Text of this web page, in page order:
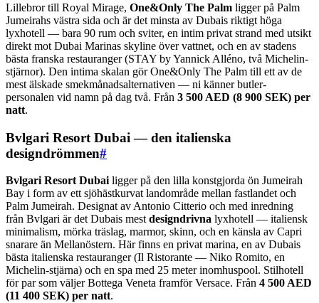
Lillebror till Royal Mirage, One&Only The Palm ligger på Palm
Jumeirahs västra sida och är det minsta av Dubais riktigt höga
lyxhotell — bara 90 rum och sviter, en intim privat strand med utsikt
direkt mot Dubai Marinas skyline över vattnet, och en av stadens
bästa franska restauranger (STAY by Yannick Alléno, två Michelin-
stjärnor). Den intima skalan gör One&Only The Palm till ett av de
mest älskade smekmånadsalternativen — ni känner butler-
personalen vid namn på dag två. Från 3 500 AED (8 900 SEK) per
natt.
Bvlgari Resort Dubai — den italienska
designdrömmen#
Bvlgari Resort Dubai ligger på den lilla konstgjorda ön Jumeirah
Bay i form av ett sjöhästkurvat landområde mellan fastlandet och
Palm Jumeirah. Designat av Antonio Citterio och med inredning
från Bvlgari är det Dubais mest designdrivna lyxhotell — italiensk
minimalism, mörka träslag, marmor, skinn, och en känsla av Capri
snarare än Mellanöstern. Här finns en privat marina, en av Dubais
bästa italienska restauranger (Il Ristorante — Niko Romito, en
Michelin-stjärna) och en spa med 25 meter inomhuspool. Stilhotell
för par som väljer Bottega Veneta framför Versace. Från 4 500 AED
(11 400 SEK) per natt.